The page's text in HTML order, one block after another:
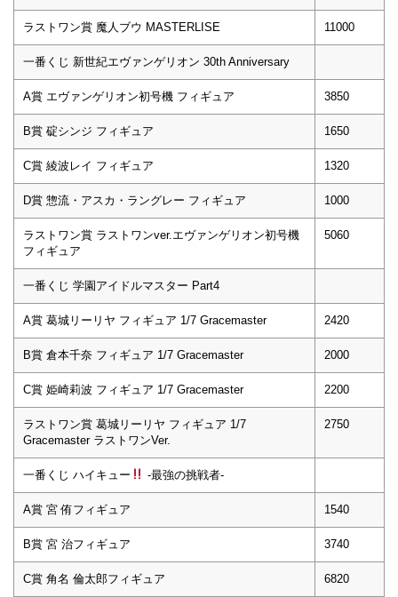
ラストワン賞 魔人ブウ MASTERLISE 11000
一番くじ 新世紀エヴァンゲリオン 30th Anniversary
A賞 エヴァンゲリオン初号機 フィギュア 3850
B賞 碇シンジ フィギュア 1650
C賞 綾波レイ フィギュア 1320
D賞 惣流・アスカ・ラングレー フィギュア 1000
ラストワン賞 ラストワンver.エヴァンゲリオン初号機
フィギュア
5060
一番くじ 学園アイドルマスター Part4
A賞 葛城リーリヤ フィギュア 1/7 Gracemaster 2420
B賞 倉本千奈 フィギュア 1/7 Gracemaster 2000
C賞 姫崎莉波 フィギュア 1/7 Gracemaster 2200
ラストワン賞 葛城リーリヤ フィギュア 1/7
Gracemaster ラストワンVer.
2750
一番くじ ハイキュー -最強の挑戦者-
A賞 宮 侑フィギュア 1540
B賞 宮 治フィギュア 3740
C賞 角名 倫太郎フィギュア 6820